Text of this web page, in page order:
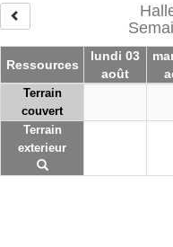
Ressources
lundi 03
août
Terrain
couvert
Terrain
exterieur